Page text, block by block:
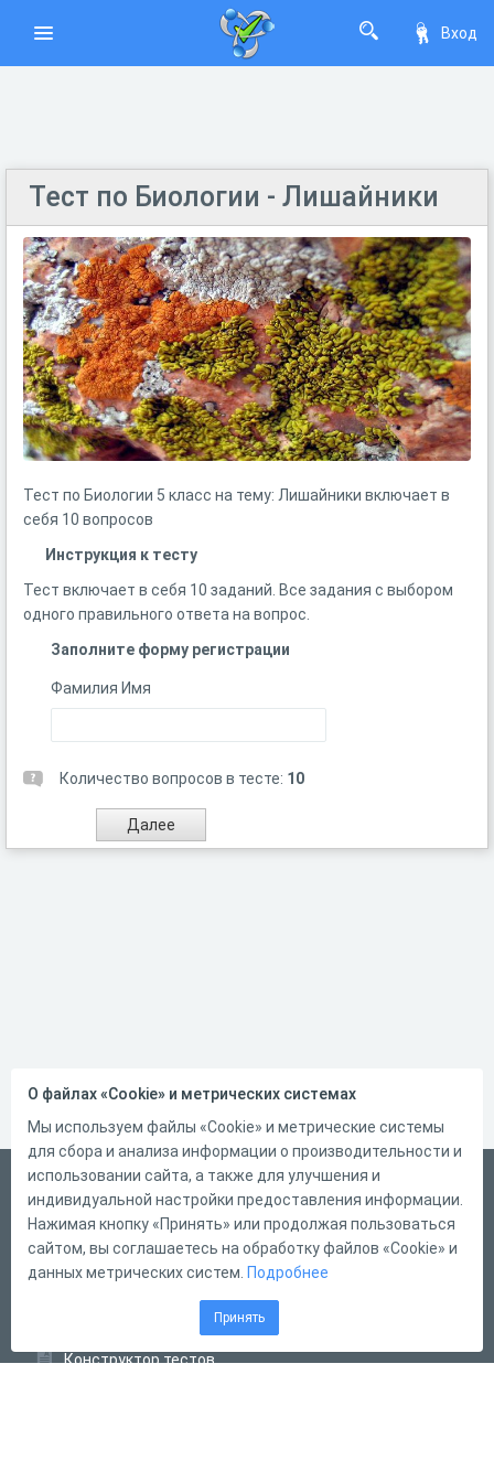
Вход
Тест по Биологии - Лишайники
Тест по Биологии 5 класс на тему: Лишайники включает в
себя 10 вопросов
Инструкция к тесту
Тест включает в себя 10 заданий. Все задания с выбором
одного правильного ответа на вопрос.
Заполните форму регистрации
Фамилия Имя
Количество вопросов в тесте: 10
Русский
Справка
Форма обратной связи
Конструктор тестов
О файлах «Cookie» и метрических системах
Мы используем файлы «Cookie» и метрические системы
для сбора и анализа информации о производительности и
использовании сайта, а также для улучшения и
индивидуальной настройки предоставления информации.
Нажимая кнопку «Принять» или продолжая пользоваться
сайтом, вы соглашаетесь на обработку файлов «Cookie» и
данных метрических систем. Подробнее
Принять